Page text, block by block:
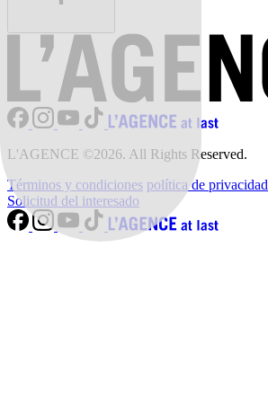
L'AGENCE ©2026. All Rights Reserved.
Términos y condiciones política de privacidad
Solicitud del interesado